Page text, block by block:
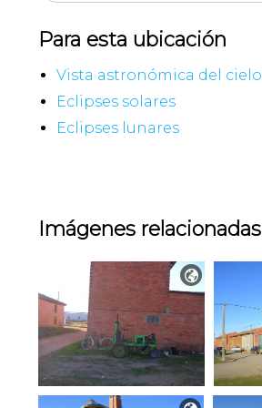
Para esta ubicación
Vista astronómica del cielo
Eclipses solares
Eclipses lunares
Imágenes relacionadas
